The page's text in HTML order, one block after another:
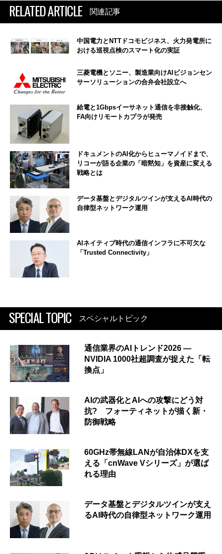
RELATED ARTICLE 関連記事
中国電力とNTTドコモビジネス、火力発電所に
おける巡視点検のスマート化の実証
三菱電機とソニー、製造業向けAIビジョンセン
サーソリューションの合弁会社設立へ
給電と1Gbpsイーサネット通信を非接触化、
FA向けリモートカプラが発売
ドキュメントのAI化からヒューマノイドまで、
リコーが語る企業の「暗黙知」を資産に変える
戦略とは
データ基盤とデジタルツインが支えるAI時代の
自律型ネットワーク運用
AIネイティブ時代の通信インフラに不可欠な
「Trusted Connectivity」
SPECIAL TOPIC スペシャルトピック
通信業界のAIトレンド2026 ―
NVIDIA 1000社超調査が捉えた「転
換点」
AIの武器化とAIへの攻撃にどう対
抗? フォーティネットが描く新・
防御戦略
60GHz帯無線LANが自治体DXを支
える「cnWave Vシリーズ」が選ば
れる理由
データ基盤とデジタルツインが支え
るAI時代の自律型ネットワーク運用